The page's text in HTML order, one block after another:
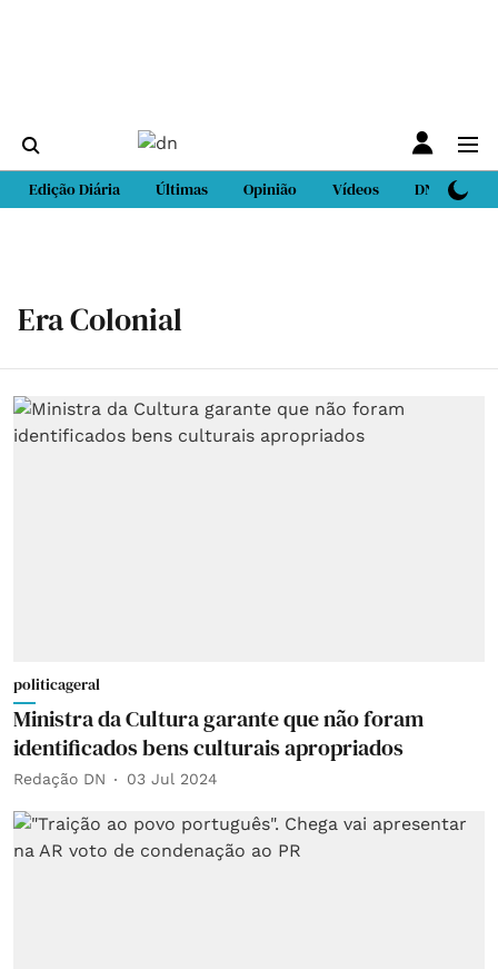
Edição Diária Últimas Opinião Vídeos DN Sport
Era Colonial
politicageral
Ministra da Cultura garante que não foram
identificados bens culturais apropriados
Redação DN 03 Jul 2024